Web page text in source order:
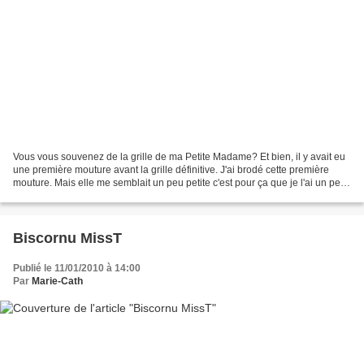
Vous vous souvenez de la grille de ma Petite Madame? Et bien, il y avait eu
une première mouture avant la grille définitive. J'ai brodé cette première
mouture. Mais elle me semblait un peu petite c'est pour ça que je l'ai un peu
Biscornu MissT
Publié le 11/01/2010 à 14:00
Par Marie-Cath